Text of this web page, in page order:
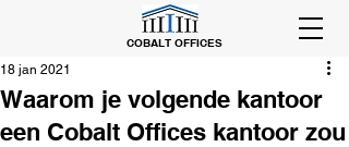
COBALT OFFICES
Waarom je volgende kantoor
een Cobalt Offices kantoor zou
18 jan 2021